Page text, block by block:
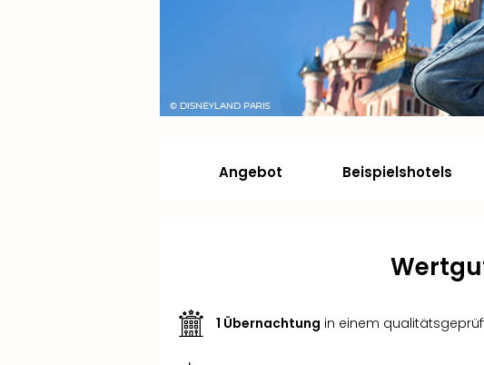
Angebot Beispielshotels
1 Übernachtung in einem